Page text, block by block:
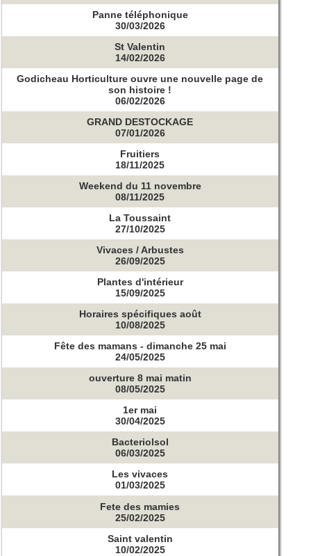
Panne téléphonique
30/03/2026
St Valentin
14/02/2026
Godicheau Horticulture ouvre une nouvelle page de
son histoire !
06/02/2026
GRAND DESTOCKAGE
07/01/2026
Fruitiers
18/11/2025
Weekend du 11 novembre
08/11/2025
La Toussaint
27/10/2025
Vivaces / Arbustes
26/09/2025
Plantes d'intérieur
15/09/2025
Horaires spécifiques août
10/08/2025
Fête des mamans - dimanche 25 mai
24/05/2025
ouverture 8 mai matin
08/05/2025
1er mai
30/04/2025
Bacteriolsol
06/03/2025
Les vivaces
01/03/2025
Fete des mamies
25/02/2025
Saint valentin
10/02/2025